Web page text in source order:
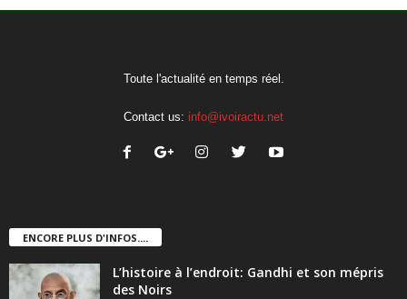
Toute l'actualité en temps réel.
Contact us: info@ivoiractu.net
ENCORE PLUS D'INFOS....
L’histoire à l’endroit: Gandhi et son mépris
des Noirs